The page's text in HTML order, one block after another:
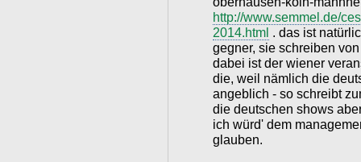
http://www.semmel.de/
2014.html . das ist
gegner, sie schreiben
dabei ist der wiener
die, weil nämlich die
angeblich - so schreibt
die deutschen shows
ich würd' dem
glauben.